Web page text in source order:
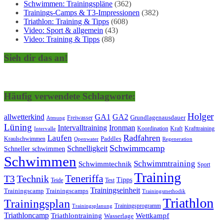
Schwimmen: Trainingspläne (362)
Trainings-Camps & T3-Impressionen (382)
Triathlon: Training & Tipps (608)
Video: Sport & allgemein (43)
Video: Training & Tipps (88)
Sieh dir das an!
Häufig verwendete Schlagworte:
allwetterkind Atmung Freiwasser GA1 GA2 Grundlagenausdauer Holger
Lüning Intervalle Intervalltraining Ironman Koordination Kraft Krafttraining
Kraulschwimmen Laufen Openwater Paddles Radfahren Regeneration
Schneller schwimmen Schnelligkeit Schwimmcamp
Schwimmen Schwimmtechnik Schwimmtraining Sport
T3Technik Teide Teneriffa Test Tipps Training
Trainingscamp Trainingscamps Trainingseinheit Trainingsmethodik
Trainingsplan Trainingsplanung Trainingsprogramm Triathlon
Triathloncamp Triathlontraining Wasserlage Wettkampf